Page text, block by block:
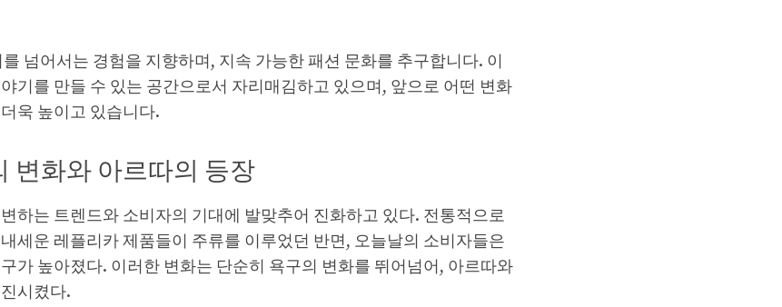
를 넘어서는 경험을 지향하며, 지속 가능한 패션 문화를 추구합니다. 이
기를 만들 수 있는 공간으로서 자리매김하고 있으며, 앞으로 어떤 변화
욱 높이고 있습니다.
변화와 아르따의 등장
하는 트렌드와 소비자의 기대에 발맞추어 진화하고 있다. 전통적으로
세운 레플리카 제품들이 주류를 이루었던 반면, 오늘날의 소비자들은
가 높아졌다. 이러한 변화는 단순히 욕구의 변화를 뛰어넘어, 아르따와
시켰다.